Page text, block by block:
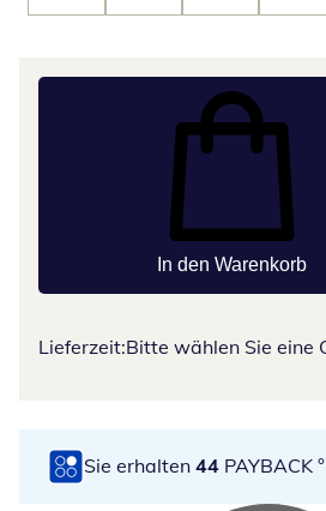
In den Warenkorb
Lieferzeit:Bitte wählen Sie eine
Sie erhalten 44 PAYBACK